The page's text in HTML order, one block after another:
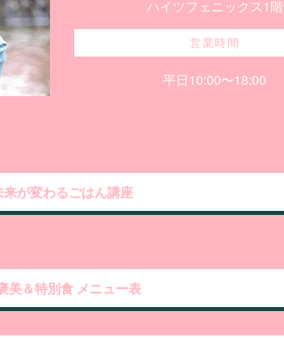
ハイツフェニックス1階
営業時間
平日10:00〜18:00
来が変わるごはん講座
美＆特別食 メニュー表